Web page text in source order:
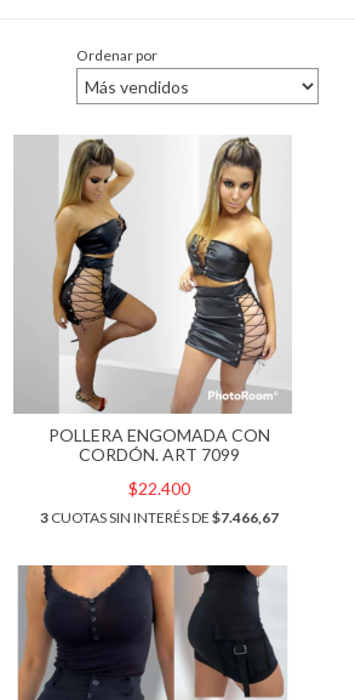
Ordenar por
POLLERA ENGOMADA CON
CORDÓN. ART 7099
$22.400
3CUOTAS SIN INTERÉS DE $7.466,67